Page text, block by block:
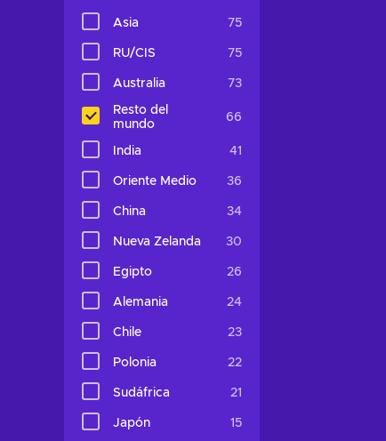
Asia 75
RU/CIS 75
Australia 73
Resto del
mundo
66
India 41
Oriente Medio 36
China 34
Nueva Zelanda 30
Egipto 26
Alemania 24
Chile 23
Polonia 22
Sudáfrica 21
Japón 15